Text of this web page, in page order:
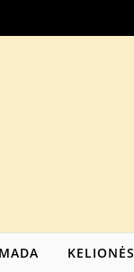
MADA KELIONĖS